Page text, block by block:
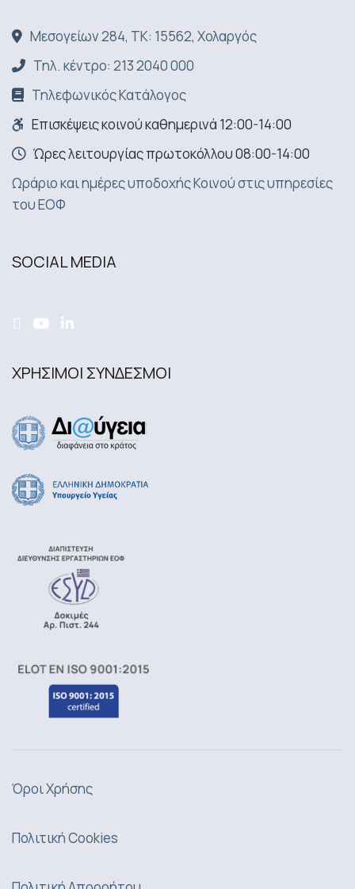
Μεσογείων 284, ΤΚ: 15562, Χολαργός
Τηλ. κέντρο: 213 2040 000
Τηλεφωνικός Κατάλογος
Επισκέψεις κοινού καθημερινά 12:00-14:00
Ώρες λειτουργίας πρωτοκόλλου 08:00-14:00
Ωράριο και ημέρες υποδοχής Κοινού στις υπηρεσίες
του ΕΟΦ
SOCIAL MEDIA
ΧΡΗΣΙΜΟΙ ΣΥΝΔΕΣΜΟΙ
Όροι Χρήσης
Πολιτική Cookies